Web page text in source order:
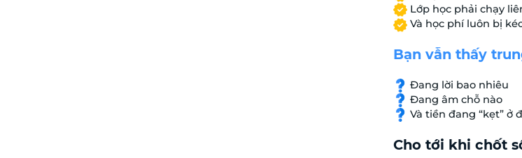
Lớp học phải chạy
Và học phí luôn bị
Bạn vẫn thấy
Đang lời bao nhiêu
Đang âm chỗ nào
Và tiền đang “kẹt” ở
Cho tới khi chốt